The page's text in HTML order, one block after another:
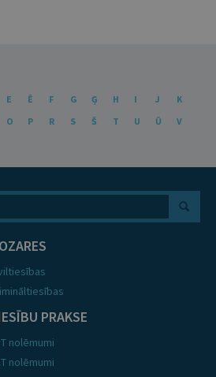
E Ē F G Ģ H I J
K
O P R S Š T U Ū
V
PRAKSE
nolēmumi
nolēmumi